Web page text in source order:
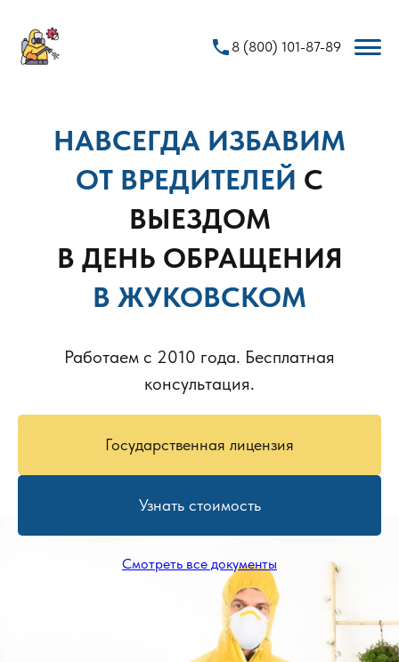
phone 8 (800) 101-87-89
НАВСЕГДА ИЗБАВИМ
ОТ ВРЕДИТЕЛЕЙ С
ВЫЕЗДОМ
В ДЕНЬ ОБРАЩЕНИЯ
В ЖУКОВСКОМ
Работаем с 2010 года. Бесплатная
консультация.
Государственная лицензия
Узнать стоимость
Смотреть все документы